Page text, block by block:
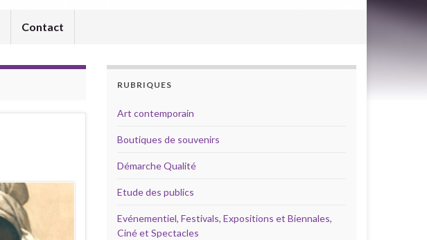
Contact
RUBRIQUES
Art contemporain
Boutiques de souvenirs
Démarche Qualité
Etude des publics
Evénementiel, Festivals, Expositions et Biennales,
Ciné et Spectacles